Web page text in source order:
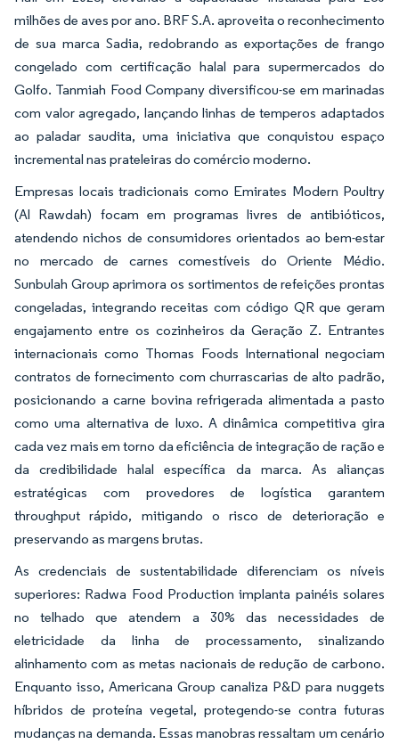
milhões de aves por ano. BRF S.A. aproveita o reconhecimento
de sua marca Sadia, redobrando as exportações de frango
congelado com certificação halal para supermercados do
Golfo. Tanmiah Food Company diversificou-se em marinadas
com valor agregado, lançando linhas de temperos adaptados
ao paladar saudita, uma iniciativa que conquistou espaço
incremental nas prateleiras do comércio moderno.
Empresas locais tradicionais como Emirates Modern Poultry
(Al Rawdah) focam em programas livres de antibióticos,
atendendo nichos de consumidores orientados ao bem-estar
no mercado de carnes comestíveis do Oriente Médio.
Sunbulah Group aprimora os sortimentos de refeições prontas
congeladas, integrando receitas com código QR que geram
engajamento entre os cozinheiros da Geração Z. Entrantes
internacionais como Thomas Foods International negociam
contratos de fornecimento com churrascarias de alto padrão,
posicionando a carne bovina refrigerada alimentada a pasto
como uma alternativa de luxo. A dinâmica competitiva gira
cada vez mais em torno da eficiência de integração de ração e
da credibilidade halal específica da marca. As alianças
estratégicas com provedores de logística garantem
throughput rápido, mitigando o risco de deterioração e
preservando as margens brutas.
As credenciais de sustentabilidade diferenciam os níveis
superiores: Radwa Food Production implanta painéis solares
no telhado que atendem a 30% das necessidades de
eletricidade da linha de processamento, sinalizando
alinhamento com as metas nacionais de redução de carbono.
Enquanto isso, Americana Group canaliza P&D para nuggets
híbridos de proteína vegetal, protegendo-se contra futuras
mudanças na demanda. Essas manobras ressaltam um cenário